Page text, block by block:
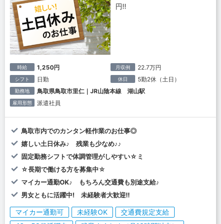
円!!
時給 1,250円 月収例 22.7万円
シフト 日勤 休日 5勤2休（土日）
勤務地 鳥取県鳥取市里仁｜JR山陰本線 湖山駅
雇用形態 派遣社員
鳥取市内でのカンタン軽作業のお仕事◎
嬉しい土日休み♪ 残業も少なめ♪♪
固定勤務シフトで体調管理がしやすい☆ミ
☆長期で働ける方を募集中☆
マイカー通勤OK♪ もちろん交通費も別途支給♪
男女ともに活躍中! 未経験者大歓迎!!
マイカー通勤可 未経験OK
交通費規定支給